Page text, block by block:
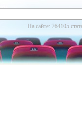
На сайте: 764105